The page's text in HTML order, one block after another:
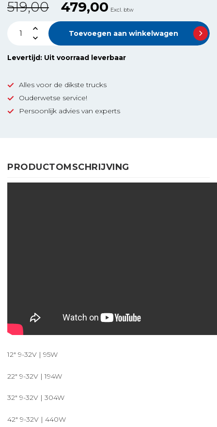
519,00 479,00 Excl. btw
Toevoegen aan winkelwagen
Levertijd: Uit voorraad leverbaar
Alles voor de dikste trucks
Ouderwetse service!
Persoonlijk advies van experts
PRODUCTOMSCHRIJVING
12" 9-32V | 95W
22" 9-32V | 194W
32" 9-32V | 304W
42" 9-32V | 440W